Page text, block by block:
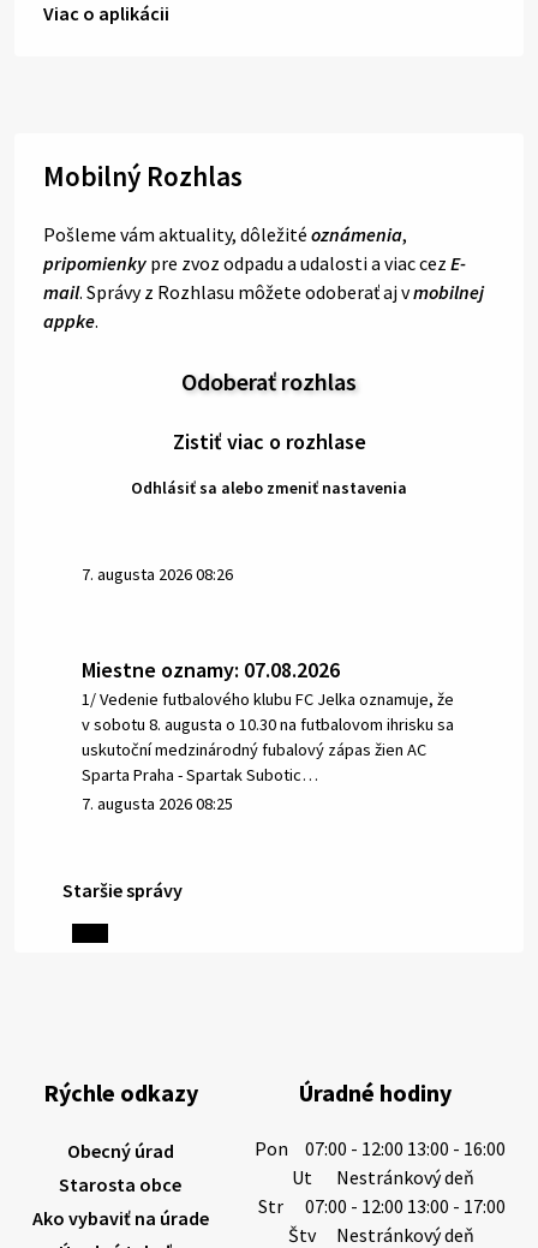
Viac o aplikácii
Mobilný Rozhlas
Pošleme vám aktuality, dôležité oznámenia,
pripomienky pre zvoz odpadu a udalosti a viac cez E-
mail. Správy z Rozhlasu môžete odoberať aj vmobilnej
appke.
Odoberať rozhlas
Zistiť viac o rozhlase
Odhlásiť sa alebo zmeniť nastavenia
7. augusta 2026 08:26
Miestne oznamy: 07.08.2026
1/ Vedenie futbalového klubu FC Jelka oznamuje, že
v sobotu 8. augusta o 10.30 na futbalovom ihrisku sa
uskutoční medzinárodný fubalový zápas žien AC
Sparta Praha - Spartak Subotic…
7. augusta 2026 08:25
6. augusta 2026 08:13
výdatnosti vodárenských zdrojov.
Západoslovenská vodárenská spoločnosť preto
6. augusta 2026 08:12
Staršie správy
Rýchle odkazy
Obecný úrad
Starosta obce
Ako vybaviť na úrade
Úradné hodiny
Pon
07:00 - 12:00 13:00 - 16:00
Ut
Nestránkový deň
Str
07:00 - 12:00 13:00 - 17:00
Štv
Nestránkový deň